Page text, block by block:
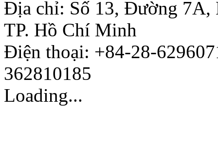
Địa chỉ: Số 13, Đường 7A,
TP. Hồ Chí Minh
Điện thoại: +84-28-
362810185
Loading...